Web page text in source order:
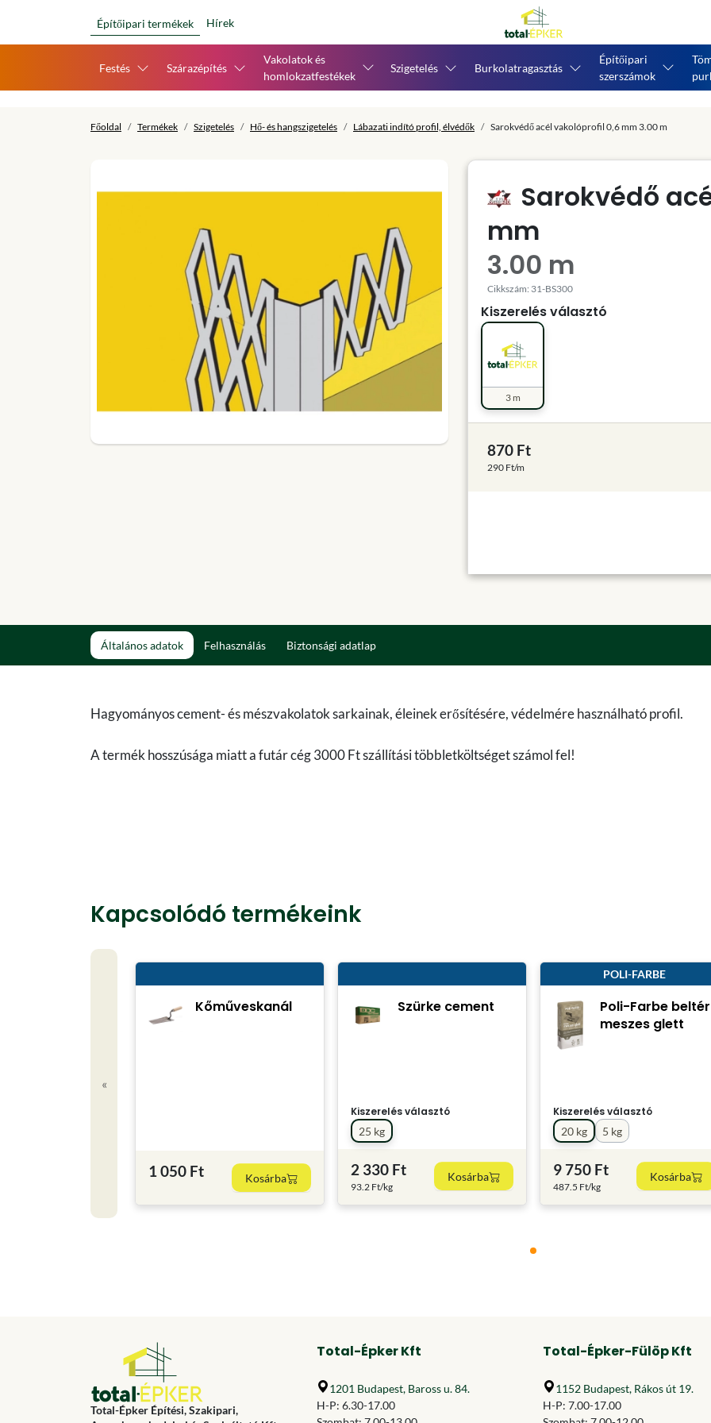
Építőipari termékek Hírek
Festés Szárazépítés
Vakolatok és
homlokzatfestékek
Szigetelés Burkolatragasztás
Építőipari
szerszámok
Főoldal Termékek Szigetelés Hő- és hangszigetelés Lábazati indító profil, élvédők Sarokvédő acél vakolóprofil 0,6 mm 3.00 m
Sarokvédő
mm
3.00 m
Cikkszám: 31-BS300
Kiszerelés választó
3 m
870 Ft
290 Ft/m
Általános adatok Felhasználás Biztonsági adatlap
Hagyományos cement- és mészvakolatok sarkainak, éleinek erősítésére, védelmére használható profil.
A termék hosszúsága miatt a futár cég 3000 Ft szállítási többletköltséget számol fel!
Kapcsolódó termékeink
«
Kőműveskanál
1 050 Ft Kosárba
Szürke cement
Kiszerelés választó
25 kg
2 330 Ft
93.2 Ft/kg
Kosárba
POLI-FARBE
Poli-Farbe
meszes glett
Kiszerelés választó
5 kg
20 kg
9 750 Ft
487.5 Ft/kg
Kosárba
Total-Épker Építési, Szakipari,
Total-Épker Kft
1201 Budapest, Baross u. 84.
H-P: 6.30-17.00
Total-Épker-Fülöp Kft
1152 Budapest, Rákos út 19.
H-P: 7.00-17.00